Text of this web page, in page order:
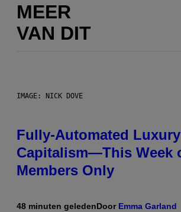
MEER
VAN DIT
IMAGE: NICK DOVE
Fully-Automated
Capitalism—This Week
Members Only
48 minuten geledenDoor Emma Garland